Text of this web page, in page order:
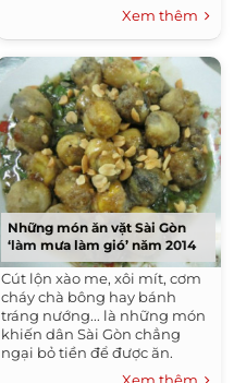
Xem thêm
Những món ăn vặt Sài Gòn
‘làm mưa làm gió’ năm 2014
Cút lộn xào me, xôi mít, cơm
cháy chà bông hay bánh
tráng nướng... là những món
khiến dân Sài Gòn chẳng
ngại bỏ tiền để được ăn.
Xem thêm